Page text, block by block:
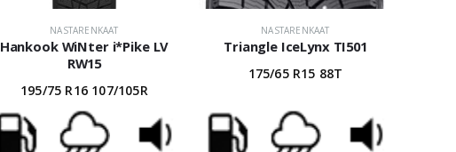
NASTARENKAAT
Hankook WiNter i*Pike LV
RW15
195/75 R16 107/105R
NASTARENKAAT
Triangle IceLynx TI501
175/65 R15 88T